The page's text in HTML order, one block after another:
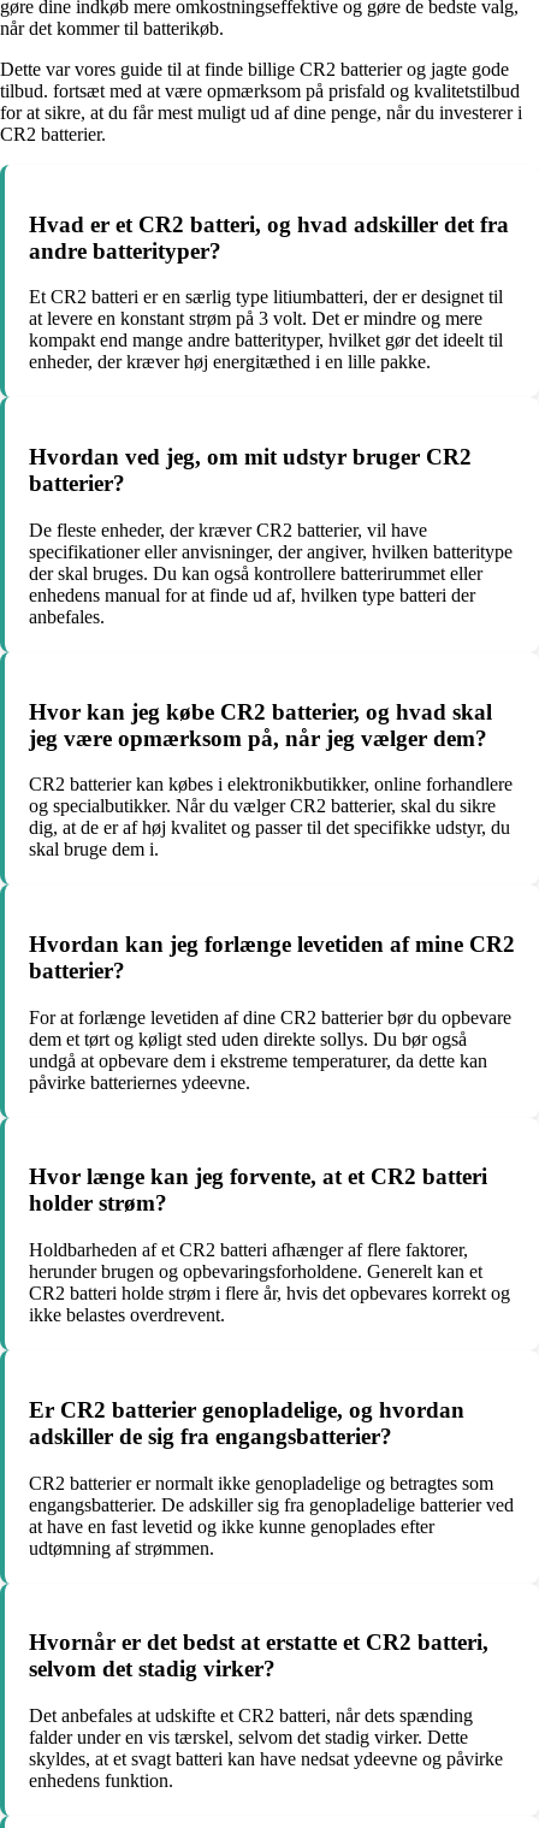
gøre dine indkøb mere omkostningseffektive og gøre de bedste valg,
når det kommer til batterikøb.
Dette var vores guide til at finde billige CR2 batterier og jagte gode
tilbud. fortsæt med at være opmærksom på prisfald og kvalitetstilbud
for at sikre, at du får mest muligt ud af dine penge, når du investerer i
CR2 batterier.
Hvad er et CR2 batteri, og hvad adskiller det fra
andre batterityper?
Et CR2 batteri er en særlig type litiumbatteri, der er designet til
at levere en konstant strøm på 3 volt. Det er mindre og mere
kompakt end mange andre batterityper, hvilket gør det ideelt til
enheder, der kræver høj energitæthed i en lille pakke.
Hvordan ved jeg, om mit udstyr bruger CR2
batterier?
De fleste enheder, der kræver CR2 batterier, vil have
specifikationer eller anvisninger, der angiver, hvilken batteritype
der skal bruges. Du kan også kontrollere batterirummet eller
enhedens manual for at finde ud af, hvilken type batteri der
anbefales.
Hvor kan jeg købe CR2 batterier, og hvad skal
jeg være opmærksom på, når jeg vælger dem?
CR2 batterier kan købes i elektronikbutikker, online forhandlere
og specialbutikker. Når du vælger CR2 batterier, skal du sikre
dig, at de er af høj kvalitet og passer til det specifikke udstyr, du
skal bruge dem i.
Hvordan kan jeg forlænge levetiden af mine CR2
batterier?
For at forlænge levetiden af dine CR2 batterier bør du opbevare
dem et tørt og køligt sted uden direkte sollys. Du bør også
undgå at opbevare dem i ekstreme temperaturer, da dette kan
påvirke batteriernes ydeevne.
Hvor længe kan jeg forvente, at et CR2 batteri
holder strøm?
Holdbarheden af et CR2 batteri afhænger af flere faktorer,
herunder brugen og opbevaringsforholdene. Generelt kan et
CR2 batteri holde strøm i flere år, hvis det opbevares korrekt og
ikke belastes overdrevent.
Er CR2 batterier genopladelige, og hvordan
adskiller de sig fra engangsbatterier?
CR2 batterier er normalt ikke genopladelige og betragtes som
engangsbatterier. De adskiller sig fra genopladelige batterier ved
at have en fast levetid og ikke kunne genoplades efter
udtømning af strømmen.
Hvornår er det bedst at erstatte et CR2 batteri,
selvom det stadig virker?
Det anbefales at udskifte et CR2 batteri, når dets spænding
falder under en vis tærskel, selvom det stadig virker. Dette
skyldes, at et svagt batteri kan have nedsat ydeevne og påvirke
enhedens funktion.